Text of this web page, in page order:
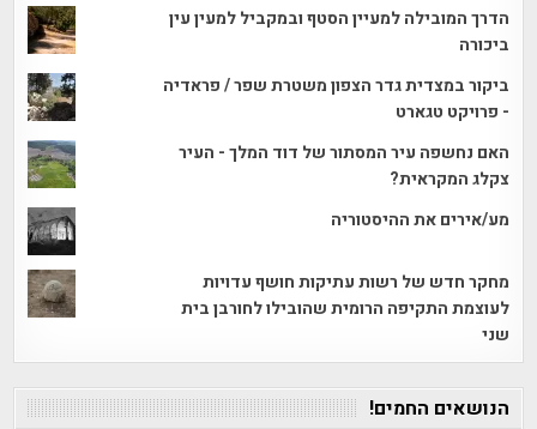
הדרך המובילה למעיין הסטף ובמקביל למעין עין
ביכורה
ביקור במצדית גדר הצפון משטרת שפר / פראדיה
- פרויקט טגארט
האם נחשפה עיר המסתור של דוד המלך - העיר
צקלג המקראית?
מע/אירים את ההיסטוריה
מחקר חדש של רשות עתיקות חושף עדויות
לעוצמת התקיפה הרומית שהובילו לחורבן בית
שני
הנושאים החמים!